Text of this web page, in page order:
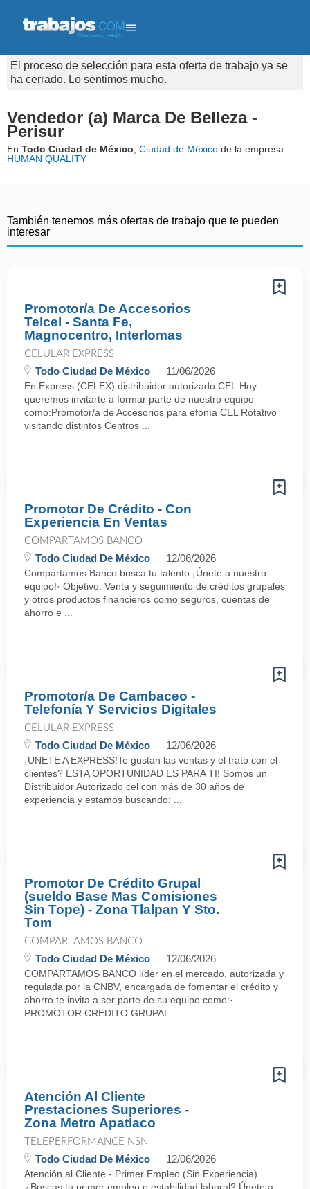
El proceso de selección para esta oferta de trabajo ya se
ha cerrado. Lo sentimos mucho.
Vendedor (a) Marca De Belleza -
Perisur
En Todo Ciudad de México Ciudad de México de la empresa
HUMAN QUALITY
También tenemos más ofertas de trabajo que te pueden
interesar
Promotor/a De Accesorios
Telcel - Santa Fe,
Magnocentro, Interlomas
CELULAR EXPRESS
Todo Ciudad De México 11/06/2026
En Express (CELEX) distribuidor autorizado CEL.Hoy
queremos invitarte a formar parte de nuestro equipo
como:Promotor/a de Accesorios para efonía CEL Rotativo
visitando distintos Centros ...
Promotor De Crédito - Con
Experiencia En Ventas
COMPARTAMOS BANCO
Todo Ciudad De México 12/06/2026
Compartamos Banco busca tu talento ¡Únete a nuestro
equipo!· Objetivo: Venta y seguimiento de créditos grupales
y otros productos financieros como seguros, cuentas de
ahorro e ...
Promotor/a De Cambaceo -
Telefonía Y Servicios Digitales
CELULAR EXPRESS
Todo Ciudad De México 12/06/2026
¡UNETE A EXPRESS!Te gustan las ventas y el trato con el
clientes? ESTA OPORTUNIDAD ES PARA TI! Somos un
Distribuidor Autorizado cel con más de 30 años de
experiencia y estamos buscando: ...
Promotor De Crédito Grupal
(sueldo Base Mas Comisiones
Sin Tope) - Zona Tlalpan Y Sto.
Tom
COMPARTAMOS BANCO
Todo Ciudad De México 12/06/2026
COMPARTAMOS BANCO líder en el mercado, autorizada y
regulada por la CNBV, encargada de fomentar el crédito y
ahorro te invita a ser parte de su equipo como:·
PROMOTOR CREDITO GRUPAL ...
Atención Al Cliente
Prestaciones Superiores -
Zona Metro Apatlaco
TELEPERFORMANCE NSN
Todo Ciudad De México 12/06/2026
Atención al Cliente - Primer Empleo (Sin Experiencia)